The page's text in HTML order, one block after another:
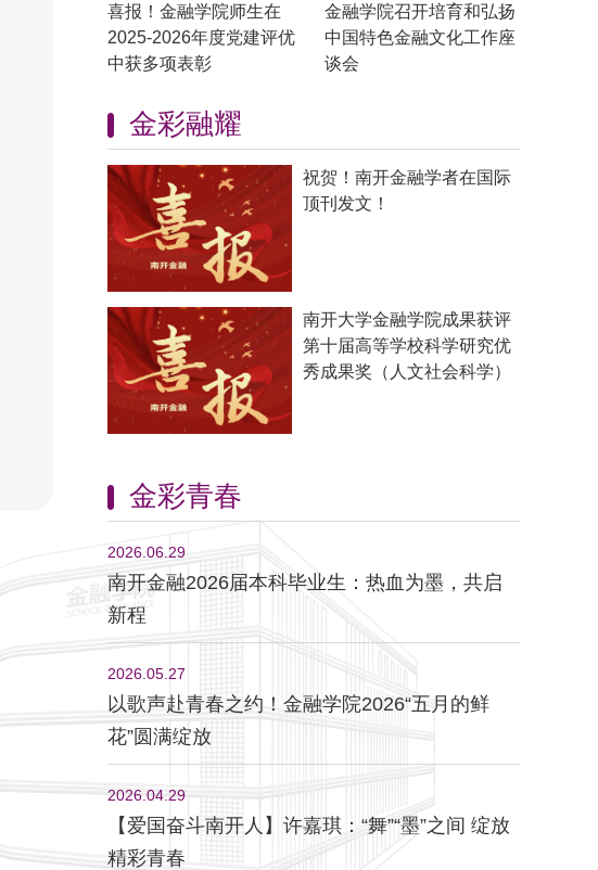
喜报！金融学院师生在
2025-2026年度党建评优
中获多项表彰
金融学院召开培育和弘扬
中国特色金融文化工作座
谈会
金彩融耀
祝贺！南开金融学者在国际
顶刊发文！
南开大学金融学院成果获评
第十届高等学校科学研究优
秀成果奖（人文社会科学）
金彩青春
2026.06.29
南开金融2026届本科毕业生：热血为墨，共启
新程
2026.05.27
以歌声赴青春之约！金融学院2026“五月的鲜
花”圆满绽放
2026.04.29
【爱国奋斗南开人】许嘉琪：“舞”“墨”之间 绽放
精彩青春